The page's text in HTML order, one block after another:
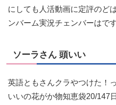
にしても人活動画に定評のど
ンバーム実況チェンバーはです
ソーラさん 頭いい
英語ともさんクラやつけた！
いいの花がか物知恵袋20/147